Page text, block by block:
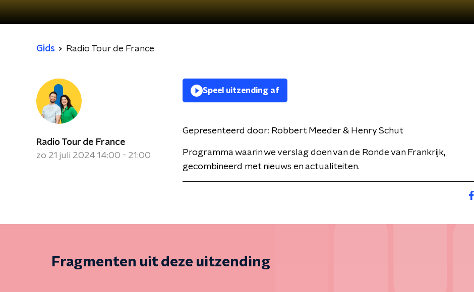
Gids Radio Tour de France
Radio Tour de France
zo 21 juli 2024 14:00 - 21:00
Speel uitzending af
Gepresenteerd door: Robbert Meeder & Henry Schut
Programma waarin we verslag doen van de Ronde van Frankrijk,
gecombineerd met nieuws en actualiteiten.
Fragmenten uit deze uitzending